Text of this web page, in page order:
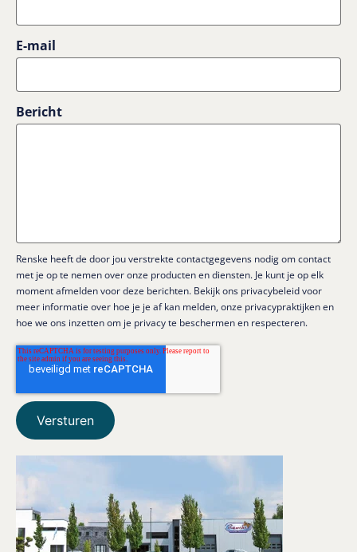
E-mail
Bericht
Renske heeft de door jou verstrekte contactgegevens nodig om contact
met je op te nemen over onze producten en diensten. Je kunt je op elk
moment afmelden voor deze berichten. Bekijk ons privacybeleid voor
meer informatie over hoe je je af kan melden, onze privacypraktijken en
hoe we ons inzetten om je privacy te beschermen en respecteren.